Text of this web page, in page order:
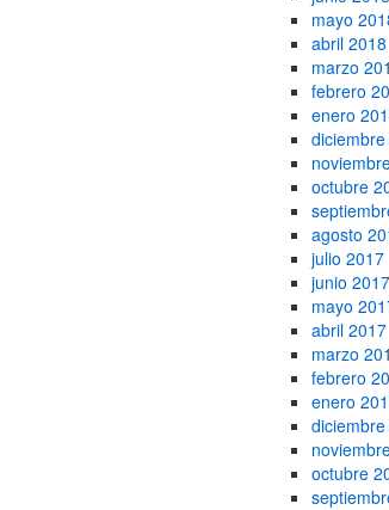
mayo
abril 2018
marzo
febrero
enero
octubre
agosto
julio 2017
junio 2017
mayo
abril 2017
marzo
febrero
enero
octubre